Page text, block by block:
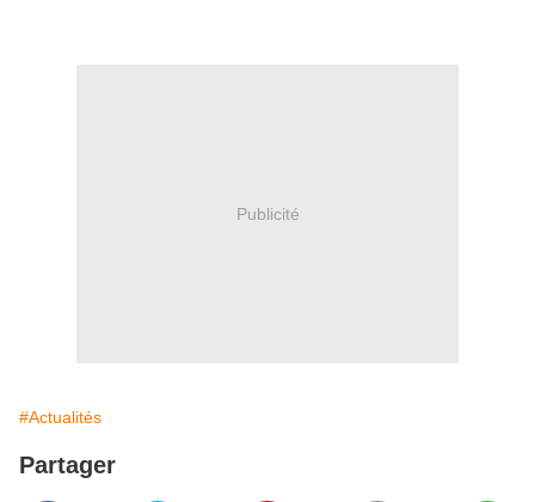
Publicité
#Actualités
Partager